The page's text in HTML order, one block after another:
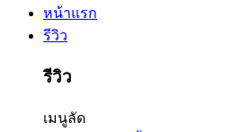
หน้าแรก
รีวิว
รีวิว
เมนูลัด